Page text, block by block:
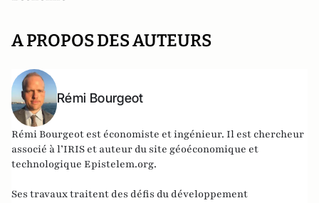
A PROPOS DES AUTEURS
Rémi Bourgeot
Rémi Bourgeot est économiste et ingénieur. Il est chercheur
associé à l’IRIS et auteur du site géoéconomique et
technologique Epistelem.org.
Ses travaux traitent des défis du développement